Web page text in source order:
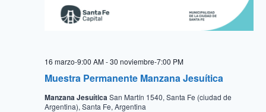
Muestra Permanente Manzana Jesuítica
16 marzo-9:00 AM-30 noviembre-7:00 PM
Manzana JesuíticaSan Martín 1540, Santa Fe (ciudad de
Argentina), Santa Fe, Argentina